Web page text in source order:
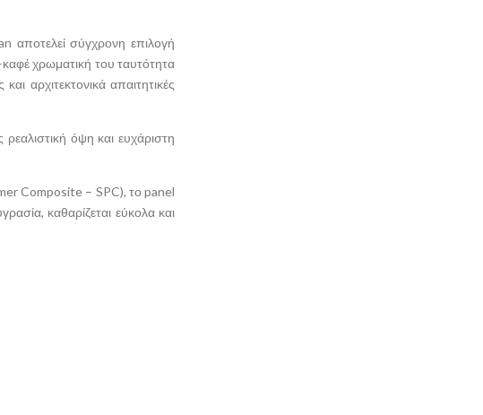
σύγχρονη επιλογή
χρωματική του ταυτότητα
αρχιτεκτονικά απαιτητικές
όψη και ευχάριστη
Composite – SPC), το panel
καθαρίζεται εύκολα και